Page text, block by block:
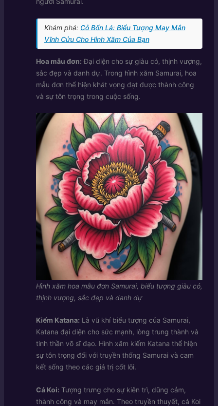
Khám phá: Cỏ Bốn Lá: Biểu Tượng May Mắn
Vĩnh Cửu Cho Hình Xăm Của Bạn
Hoa mẫu đơn: Đại diện cho sự giàu có, thịnh vượng,
sắc đẹp và danh dự. Trong hình xăm Samurai, hoa
mẫu đơn thể hiện khát vọng đạt được thành công
và sự tôn trọng trong cuộc sống.
Hình xăm hoa mẫu đơn Samurai, biểu tượng giàu có,
thịnh vượng, sắc đẹp và danh dự
Kiếm Katana: Là vũ khí biểu tượng của Samurai,
Katana đại diện cho sức mạnh, lòng trung thành và
tinh thần võ sĩ đạo. Hình xăm kiếm Katana thể hiện
sự tôn trọng đối với truyền thống Samurai và cam
kết sống theo các giá trị cốt lõi.
Cá Koi: Tượng trưng cho sự kiên trì, dũng cảm,
thành công và may mắn. Theo truyền thuyết, cá Koi